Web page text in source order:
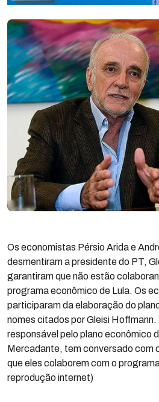
Os economistas Pérsio Arida e
desmentiram a presidente do PT,
garantiram que não estão
programa econômico de Lula. Os
participaram da elaboração do
nomes citados por Gleisi Hoffmann.
responsável pelo plano econômico
Mercadante, tem conversado com
que eles colaborem com o
reprodução internet)